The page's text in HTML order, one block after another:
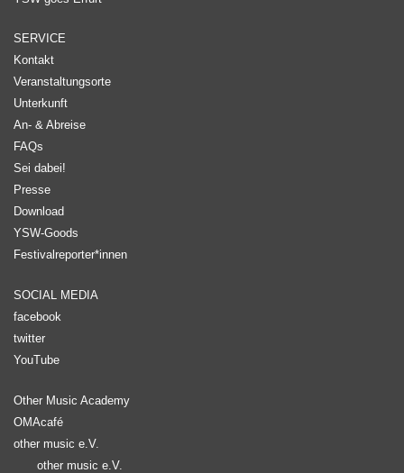
SERVICE
Kontakt
Veranstaltungsorte
Unterkunft
An- & Abreise
FAQs
Sei dabei!
Presse
Download
YSW-Goods
Festivalreporter*innen
SOCIAL MEDIA
facebook
twitter
YouTube
Other Music Academy
OMAcafé
other music e.V.
other music e.V.